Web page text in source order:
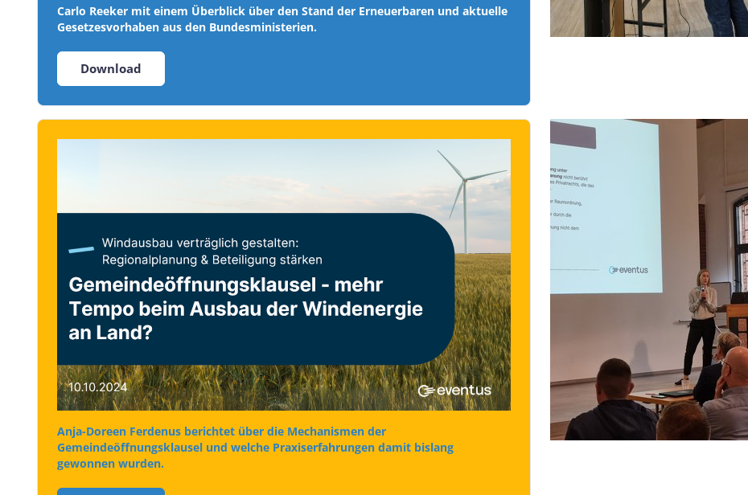
Carlo Reeker mit einem Überblick über den Stand der Erneuerbaren und aktuelle
Gesetzesvorhaben aus den Bundesministerien.
Download
Anja-Doreen Ferdenus berichtet über die Mechanismen der
Gemeindeöffnungsklausel und welche Praxiserfahrungen damit bislang
gewonnen wurden.